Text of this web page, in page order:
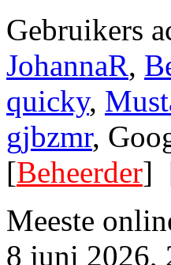
Gebruikers
JohannaR,
quicky,
gjbzmr,
[Beheerder]
Meeste
8 juni 2026,